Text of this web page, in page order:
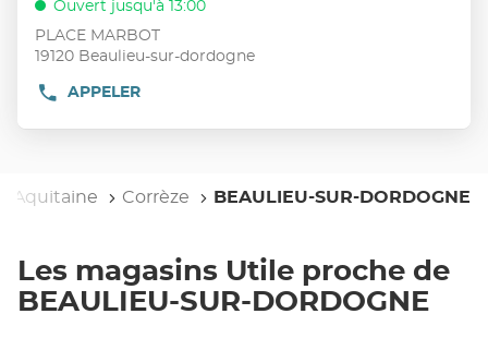
touche
ENTRÉE
obtenir
de
informations
:
Ouvert jusqu'à 13:00
PLACE MARBOT
19120 Beaulieu-sur-dordogne
APPELER
AFFICHER
NUMÉRO
DU
POINT
BEAULIEU-
SUR-
DORDOGNE
Aquitaine Corrèze BEAULIEU-SUR-DORDOGNE
Les magasins Utile proche de
BEAULIEU-SUR-DORDOGNE